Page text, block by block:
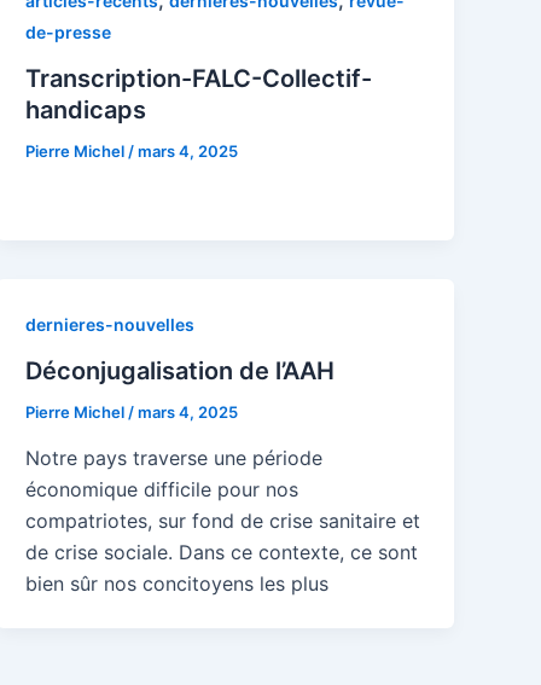
de-presse
Transcription-FALC-Collectif-
handicaps
Pierre Michel /mars 4, 2025
dernieres-nouvelles
Déconjugalisation de l’AAH
Pierre Michel /mars 4, 2025
Notre pays traverse une période
économique difficile pour nos
compatriotes, sur fond de crise sanitaire et
de crise sociale. Dans ce contexte, ce sont
bien sûr nos concitoyens les plus